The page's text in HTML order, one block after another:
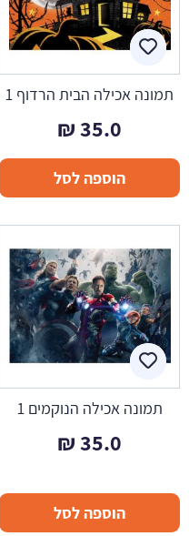
תמונה אכילה הבית הרדוף 1
35.0
₪
הוספה לסל
תמונה אכילה הנוקמים 1
35.0
₪
הוספה לסל